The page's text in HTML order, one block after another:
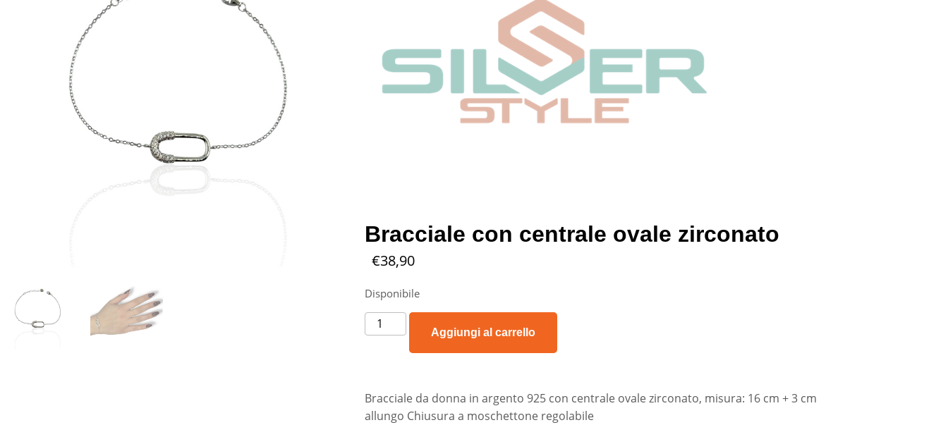
Bracciale con centrale ovale zirconato
€38,90
Disponibile
Aggiungi al carrello
Bracciale da donna in argento 925 con centrale ovale zirconato, misura: 16 cm + 3 cm
allungo Chiusura a moschettone regolabile